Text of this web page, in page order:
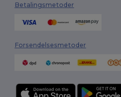
Betalingsmetoder
Forsendelsesmetoder